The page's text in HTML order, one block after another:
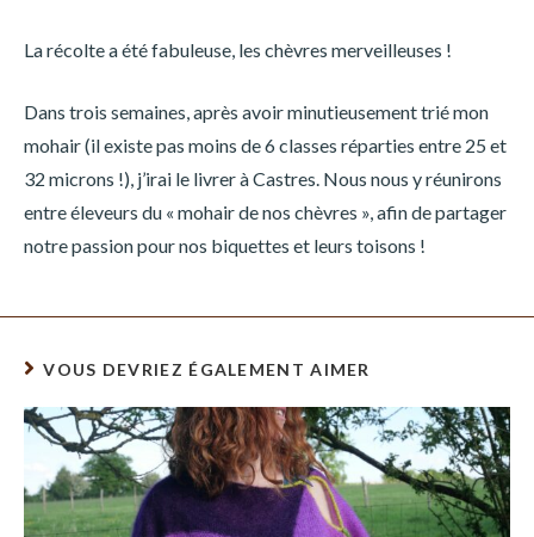
La récolte a été fabuleuse, les chèvres merveilleuses !
Dans trois semaines, après avoir minutieusement trié mon
mohair (il existe pas moins de 6 classes réparties entre 25 et
32 microns !), j’irai le livrer à Castres. Nous nous y réunirons
entre éleveurs du « mohair de nos chèvres », afin de partager
notre passion pour nos biquettes et leurs toisons !
VOUS DEVRIEZ ÉGALEMENT AIMER